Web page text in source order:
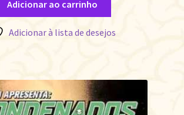
Adicionar ao carrinho
Adicionar à lista de desejos